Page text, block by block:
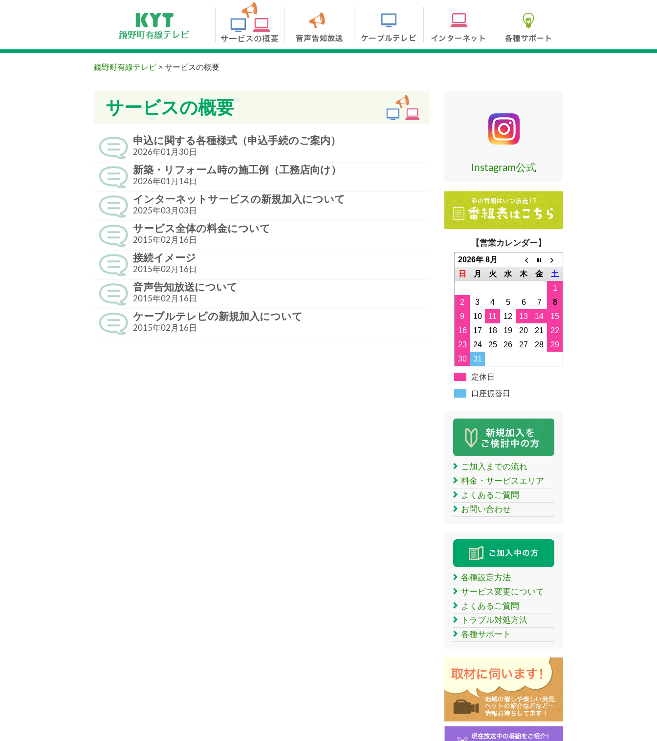
鏡野町有線テレビ > サービスの概要
サービスの概要
申込に関する各種様式（申込手続のご案内）
2026年01月30日
新築・リフォーム時の施工例（工務店向け）
2026年01月14日
インターネットサービスの新規加入について
2025年03月03日
サービス全体の料金について
2015年02月16日
接続イメージ
2015年02月16日
音声告知放送について
2015年02月16日
ケーブルテレビの新規加入について
2015年02月16日
Instagram公式
【営業カレンダー】
2026年 8月
日
月 火 水 木 金
土
1
2
3 4 5 6 7
8
9
10 11 12 13 14
15
16
17 18 19 20 21
22
23
24 25 26 27 28
29
30
31
定休日
口座振替日
ご加入までの流れ
料金・サービスエリア
よくあるご質問
お問い合わせ
各種設定方法
サービス変更について
よくあるご質問
トラブル対処方法
各種サポート